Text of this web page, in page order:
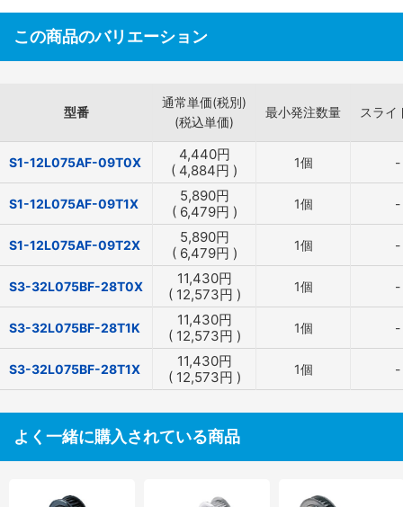
この商品のバリエーション
型番
通常単価(税別)
(税込単価)
最小発注数量 スライ
S1-12L075AF-09T0X 4,440円
( 4,884円 ) 1個 -
S1-12L075AF-09T1X 5,890円
( 6,479円 ) 1個 -
S1-12L075AF-09T2X 5,890円
( 6,479円 ) 1個 -
S3-32L075BF-28T0X 11,430円
( 12,573円 ) 1個 -
S3-32L075BF-28T1K 11,430円
( 12,573円 ) 1個 -
S3-32L075BF-28T1X 11,430円
( 12,573円 ) 1個 -
よく一緒に購入されている商品